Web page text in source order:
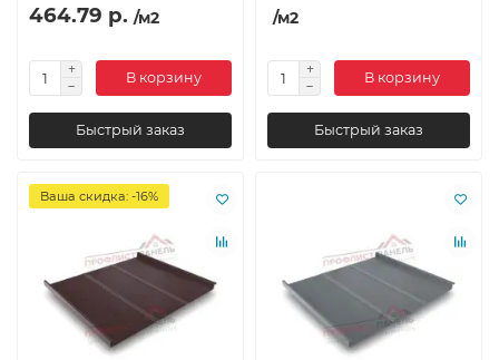
464.79 р. /м2
В корзину
Быстрый заказ
/м2
В корзину
Быстрый заказ
Ваша скидка: -16%